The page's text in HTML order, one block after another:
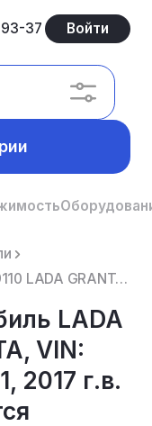
37 Войти
Легковой – автомобиль LADA 219110 LADA GRANTA, VIN: XTA219110HY259351, 2017 г.в. (имущество являетс...
LADA
VIN:
2017 г.в.